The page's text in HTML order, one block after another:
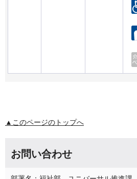
▲このページのトップへ
お問い合わせ